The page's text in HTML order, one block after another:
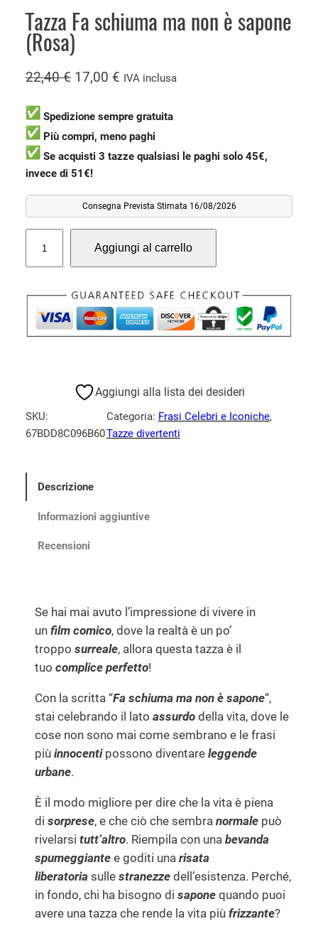
Tazza Fa schiuma ma non è sapone
(Rosa)
22,40€ I
p
r
e
z
z
o
g
i
n
e
r
2
2
4
€
.
17,00 €
p
r
e
z
o
t
u
a
l
:
1
7
IVA inclusa
Spedizione sempre gratuita
Più compri, meno paghi
Se acquisti 3 tazze qualsiasi le paghi solo 45€,
invece di 51€!
Consegna Prevista Stimata 16/08/2026
z
a
m
Aggiungi al carrello
Aggiungi alla lista dei desideri
SKU:
67BDD8C096B60
Categoria: Frasi Celebri e Iconiche,
Tazze divertenti
Descrizione
Informazioni aggiuntive
Recensioni
Se hai mai avuto l’impressione di vivere in
un film comico, dove la realtà è un po’
troppo surreale, allora questa tazza è il
tuo complice perfetto!
Con la scritta “Fa schiuma ma non è sapone“,
stai celebrando il lato assurdodella vita, dove le
cose non sono mai come sembrano e le frasi
più innocentipossono diventare leggende
urbane.
È il modo migliore per dire che la vita è piena
di sorprese, e che ciò che sembra normalepuò
rivelarsi tutt’altro. Riempila con una bevanda
spumeggiantee goditi una risata
liberatoria sulle stranezzedell’esistenza. Perché,
in fondo, chi ha bisogno di saponequando puoi
avere una tazza che rende la vita più frizzante?